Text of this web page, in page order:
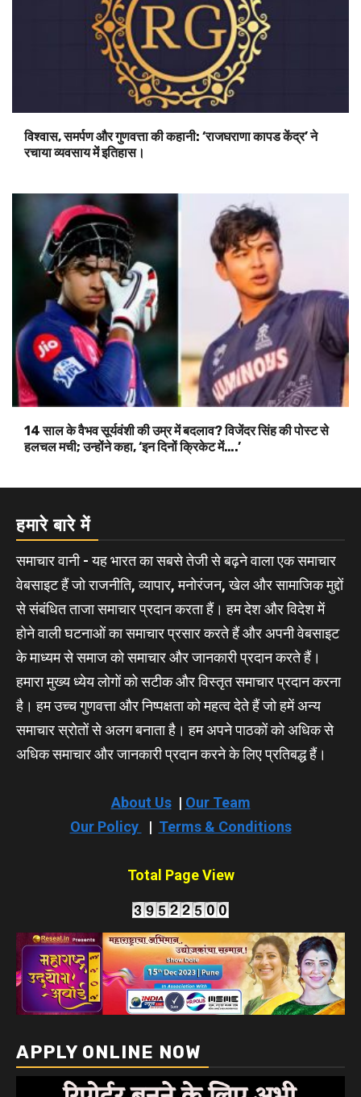
विश्वास, समर्पण और गुणवत्ता की कहानी: ‘राजघराणा कापड केंद्र’ ने
रचाया व्यवसाय में इतिहास।
14 साल के वैभव सूर्यवंशी की उम्र में बदलाव? विजेंदर सिंह की पोस्ट से
हलचल मची; उन्होंने कहा, ‘इन दिनों क्रिकेट में….’
हमारे बारे में
समाचार वानी - यह भारत का सबसे तेजी से बढ़ने वाला एक समाचार
वेबसाइट हैं जो राजनीति, व्यापार, मनोरंजन, खेल और सामाजिक मुद्दों
से संबंधित ताजा समाचार प्रदान करता हैं। हम देश और विदेश में
होने वाली घटनाओं का समाचार प्रसार करते हैं और अपनी वेबसाइट
के माध्यम से समाज को समाचार और जानकारी प्रदान करते हैं।
हमारा मुख्य ध्येय लोगों को सटीक और विस्तृत समाचार प्रदान करना
है। हम उच्च गुणवत्ता और निष्पक्षता को महत्व देते हैं जो हमें अन्य
समाचार स्रोतों से अलग बनाता है। हम अपने पाठकों को अधिक से
अधिक समाचार और जानकारी प्रदान करने के लिए प्रतिबद्ध हैं।
About Us| Our Team
Our Policy
| Terms & Conditions
Total Page View
APPLY ONLINE NOW